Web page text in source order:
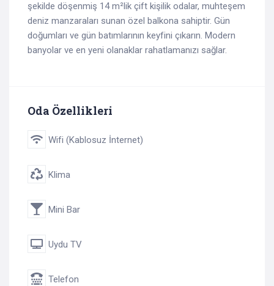
şekilde döşenmiş 14 m²lik çift kişilik odalar, muhteşem
deniz manzaraları sunan özel balkona sahiptir. Gün
doğumları ve gün batımlarının keyfini çıkarın. Modern
banyolar ve en yeni olanaklar rahatlamanızı sağlar.
Oda Özellikleri
Wifi (Kablosuz İnternet)
Klima
Mini Bar
Uydu TV
Telefon